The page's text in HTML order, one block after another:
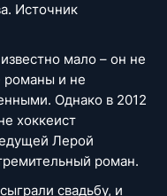
Источник
мало – он не
романы и не
Однако в 2012
хоккеист
Лерой
роман.
свадьбу, и